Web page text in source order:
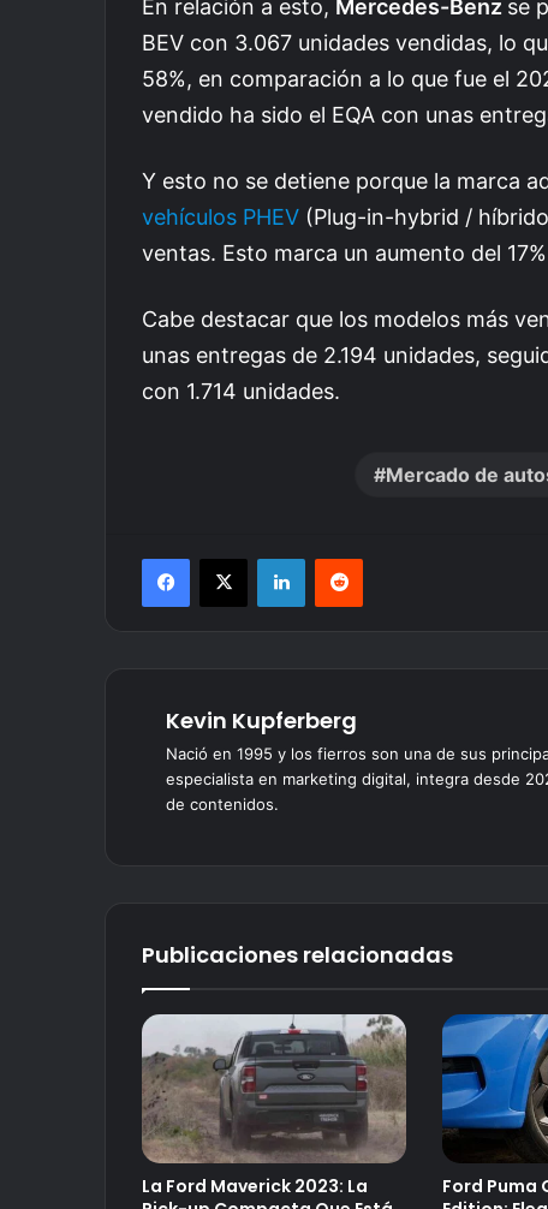
En relación a esto, Mercedes-Benz se
BEV con 3.067 unidades vendidas, lo
58%, en comparación a lo que fue el
vendido ha sido el EQA con unas
Y esto no se detiene porque la marca
vehículos PHEV (Plug-in-hybrid /
ventas. Esto marca un aumento del
Cabe destacar que los modelos más
unas entregas de 2.194 unidades,
con 1.714 unidades.
Mercado de
Kevin Kupferberg
Nació en 1995 y los fierros son una de sus
especialista en marketing digital, integra desde
de contenidos.
Publicaciones relacionadas
La Ford Maverick 2023: La
Ford Puma